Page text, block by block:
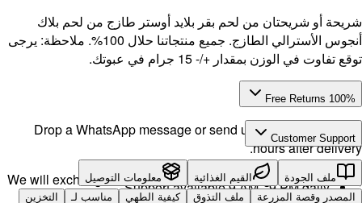
بلاك
جميع منتجاتنا حلال 100%. ملاحظة: يرجى
Drop
We will
التخزين